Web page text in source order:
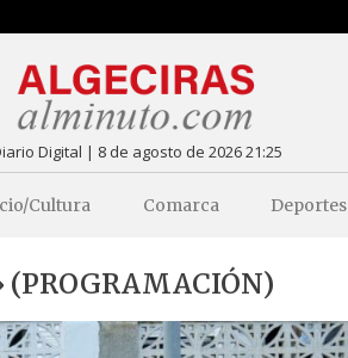
Digital | 8 de agosto de 2026 21:25
Cultura Comarca Deportes